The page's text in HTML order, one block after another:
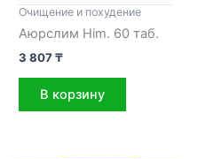
Очищение и похудение
Аюрслим Him. 60 таб.
3 807₸
В корзину